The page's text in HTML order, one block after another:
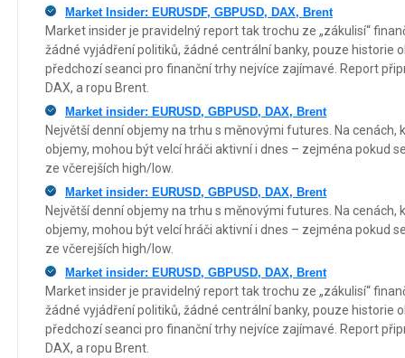
Market Insider: EURUSDF, GBPUSD, DAX, Brent
Market insider je pravidelný report tak trochu ze „zákulisí“
žádné vyjádření politiků, žádné centrální banky, pouze historie
předchozí seanci pro finanční trhy nejvíce zajímavé. Report
DAX, a ropu Brent.
Market insider: EURUSD, GBPUSD, DAX, Brent
Největší denní objemy na trhu s měnovými futures. Na cenách,
objemy, mohou být velcí hráči aktivní i dnes – zejména pokud
ze včerejších high/low.
Market insider: EURUSD, GBPUSD, DAX, Brent
Největší denní objemy na trhu s měnovými futures. Na cenách,
objemy, mohou být velcí hráči aktivní i dnes – zejména pokud
ze včerejších high/low.
Market insider: EURUSD, GBPUSD, DAX, Brent
Market insider je pravidelný report tak trochu ze „zákulisí“
žádné vyjádření politiků, žádné centrální banky, pouze historie
předchozí seanci pro finanční trhy nejvíce zajímavé. Report
DAX, a ropu Brent.